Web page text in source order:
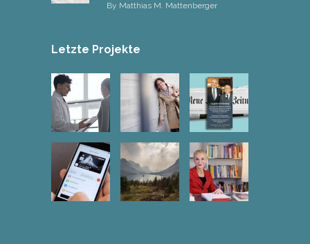
By Matthias M. Mattenberger
Letzte Projekte